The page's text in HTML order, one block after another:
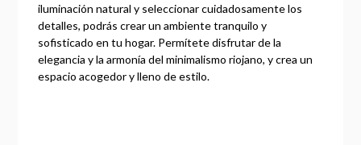
iluminación natural y seleccionar cuidadosamente los
detalles, podrás crear un ambiente tranquilo y
sofisticado en tu hogar. Permítete disfrutar de la
elegancia y la armonía del minimalismo riojano, y crea un
espacio acogedor y lleno de estilo.